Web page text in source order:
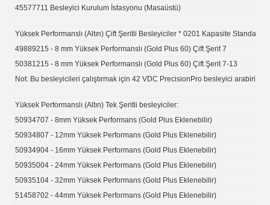
45577711 Besleyici Kurulum İstasyonu (Masaüstü)
Yüksek Performanslı (Altın) Çift Şeritli Besleyiciler * 0201 Kapasite Standardı:
49889215 - 8 mm Yüksek Performanslı (Gold Plus 60) Çift Şerit 7
50381215 - 8 mm Yüksek Performanslı (Gold Plus 60) Çift Şerit 7-13
Not: Bu besleyicileri çalıştırmak için 42 VDC PrecisionPro besleyici arabirimi
Yüksek Performanslı (Altın) Tek Şeritli besleyiciler:
50934707 - 8mm Yüksek Performans (Gold Plus Eklenebilir)
50934807 - 12mm Yüksek Performans (Gold Plus Eklenebilir)
50934904 - 16mm Yüksek Performans (Gold Plus Eklenebilir)
50935004 - 24mm Yüksek Performans (Gold Plus Eklenebilir)
50935104 - 32mm Yüksek Performans (Gold Plus Eklenebilir)
51458702 - 44mm Yüksek Performans (Gold Plus Eklenebilir)